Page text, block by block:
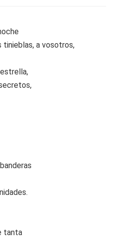
tinieblas, a vosotros,
tanta